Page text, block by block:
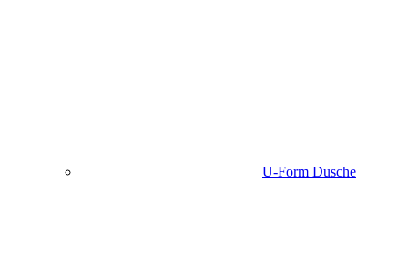
U-Form Dusche